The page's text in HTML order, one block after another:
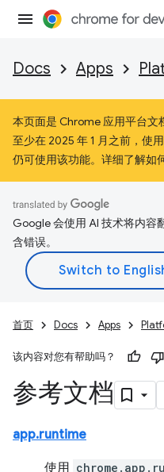
Docs Apps
本页面是 Chrome 应用平台文
至少在 2025 年 1 月之前，使
仍可使用该功能。详细了解如
Google 会使用 AI 技术将内容
含错误。
首页 Docs Apps
该内容对您有帮助吗？
参考文档
app.runtime
使用